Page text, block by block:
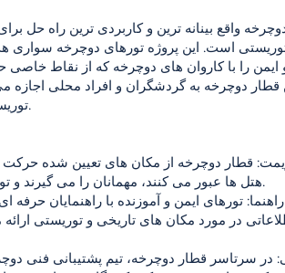
واقع بینانه ترین و کاربردی ترین راه حل
است. این پروژه تورهای دوچرخه سواری
ایمن را با کاروان های دوچرخه که از نقاط
قطار دوچرخه به گردشگران و افراد محلی اجازه
توریستی را با دوچرخه کشف کنند.
هتل ها عبور می کنند، مهمانان را می گیرند و تورهای راهنما را آغاز می کنند.
در مورد مکان های تاریخی و توریستی